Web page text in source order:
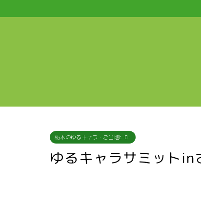
栃木のゆるキャラ・ご当地ﾋｰﾛｰ
ゆるキャラサミットin